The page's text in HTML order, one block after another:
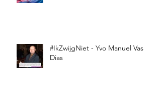
#IkZwijgNiet - Yvo Manuel Vas
Dias